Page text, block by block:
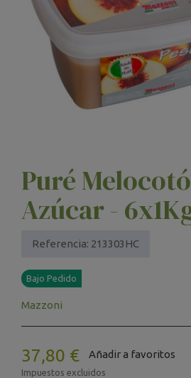
Puré
Azúcar -
Referencia: 213303HC
Bajo Pedido
Mazzoni
37,80 € Añadir a favoritos
Impuestos excluidos